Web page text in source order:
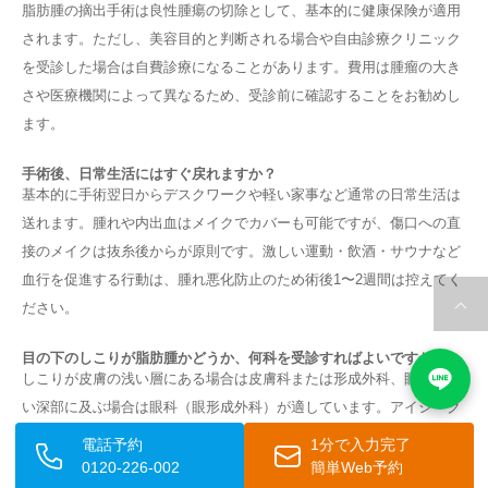
脂肪腫の摘出手術は良性腫瘍の切除として、基本的に健康保険が適用
されます。ただし、美容目的と判断される場合や自由診療クリニック
を受診した場合は自費診療になることがあります。費用は腫瘤の大き
さや医療機関によって異なるため、受診前に確認することをお勧めし
ます。
手術後、日常生活にはすぐ戻れますか？
基本的に手術翌日からデスクワークや軽い家事など通常の日常生活は
送れます。腫れや内出血はメイクでカバーも可能ですが、傷口への直
接のメイクは抜糸後からが原則です。激しい運動・飲酒・サウナなど
血行を促進する行動は、腫れ悪化防止のため術後1〜2週間は控えてく
ださい。
目の下のしこりが脂肪腫かどうか、何科を受診すればよいですか？
しこりが皮膚の浅い層にある場合は皮膚科または形成外科、眼窩に近
い深部に及ぶ場合は眼科（眼形成外科）が適しています。アイシーク
リニック池袋院では、脂肪腫と眼窩脂肪突出の鑑別診断から、それぞ
れに適した治療法の提案まで丁寧なカウンセリングを行っていますの
電話予約
0120-226-002
1分で入力完了
簡単Web予約